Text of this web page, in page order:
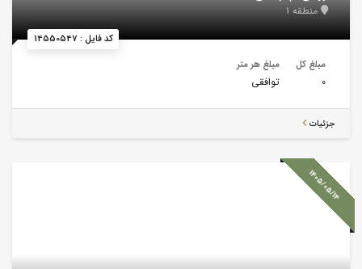
کد فایل : 14550547
منطقه 1
مبلغ کل
0
مبلغ هر متر
توافقی
جزئیات
1405/05/14